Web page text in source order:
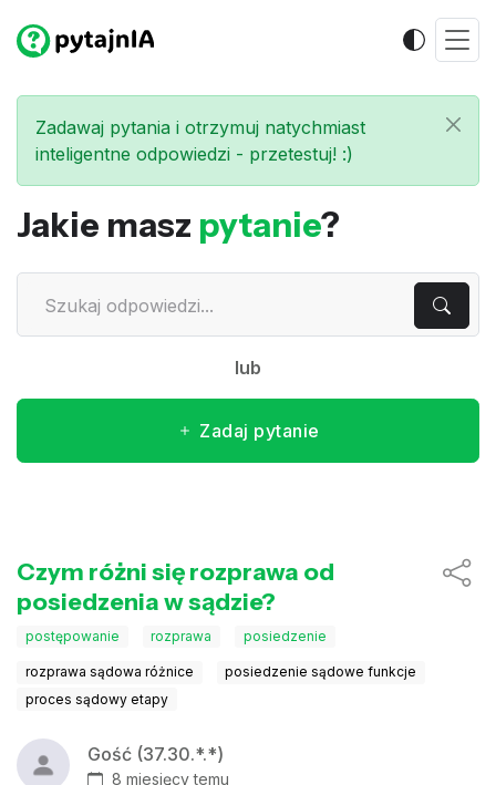
Zadawaj pytania i otrzymuj natychmiast
inteligentne odpowiedzi - przetestuj! :)
Jakie masz pytanie?
lub
Zadaj pytanie
Czym różni się rozprawa od
posiedzenia w sądzie?
postępowanie rozprawa posiedzenie
rozprawa sądowa różnice
posiedzenie sądowe funkcje
proces sądowy etapy
Gość (37.30.*.*)
8 miesięcy temu